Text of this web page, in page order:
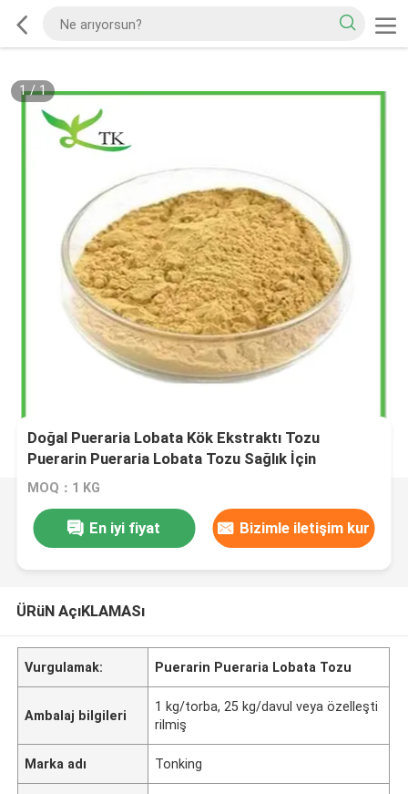
1/1
Doğal Pueraria Lobata Kök Ekstraktı Tozu
Puerarin Pueraria Lobata Tozu Sağlık İçin
MOQ：1 KG
En iyi fiyat Bizimle iletişim kur
ÜRüN AçıKLAMASı
Vurgulamak: Puerarin Pueraria Lobata Tozu
Ambalaj bilgileri
1 kg/torba, 25 kg/davul veya özelleşti
rilmiş
Marka adı Tonking